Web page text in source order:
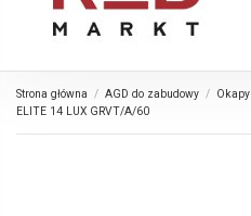
Strona główna AGD do zabudowy Okapy
ELITE 14 LUX GRVT/A/60